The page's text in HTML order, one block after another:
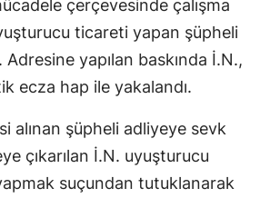
çerçevesinde çalışma
ticareti yapan şüpheli
yapılan baskında İ.N.,
ecza hap ile yakalandı.
alınan şüpheli adliyeye sevk
çıkarılan İ.N. uyuşturucu
suçundan tutuklanarak